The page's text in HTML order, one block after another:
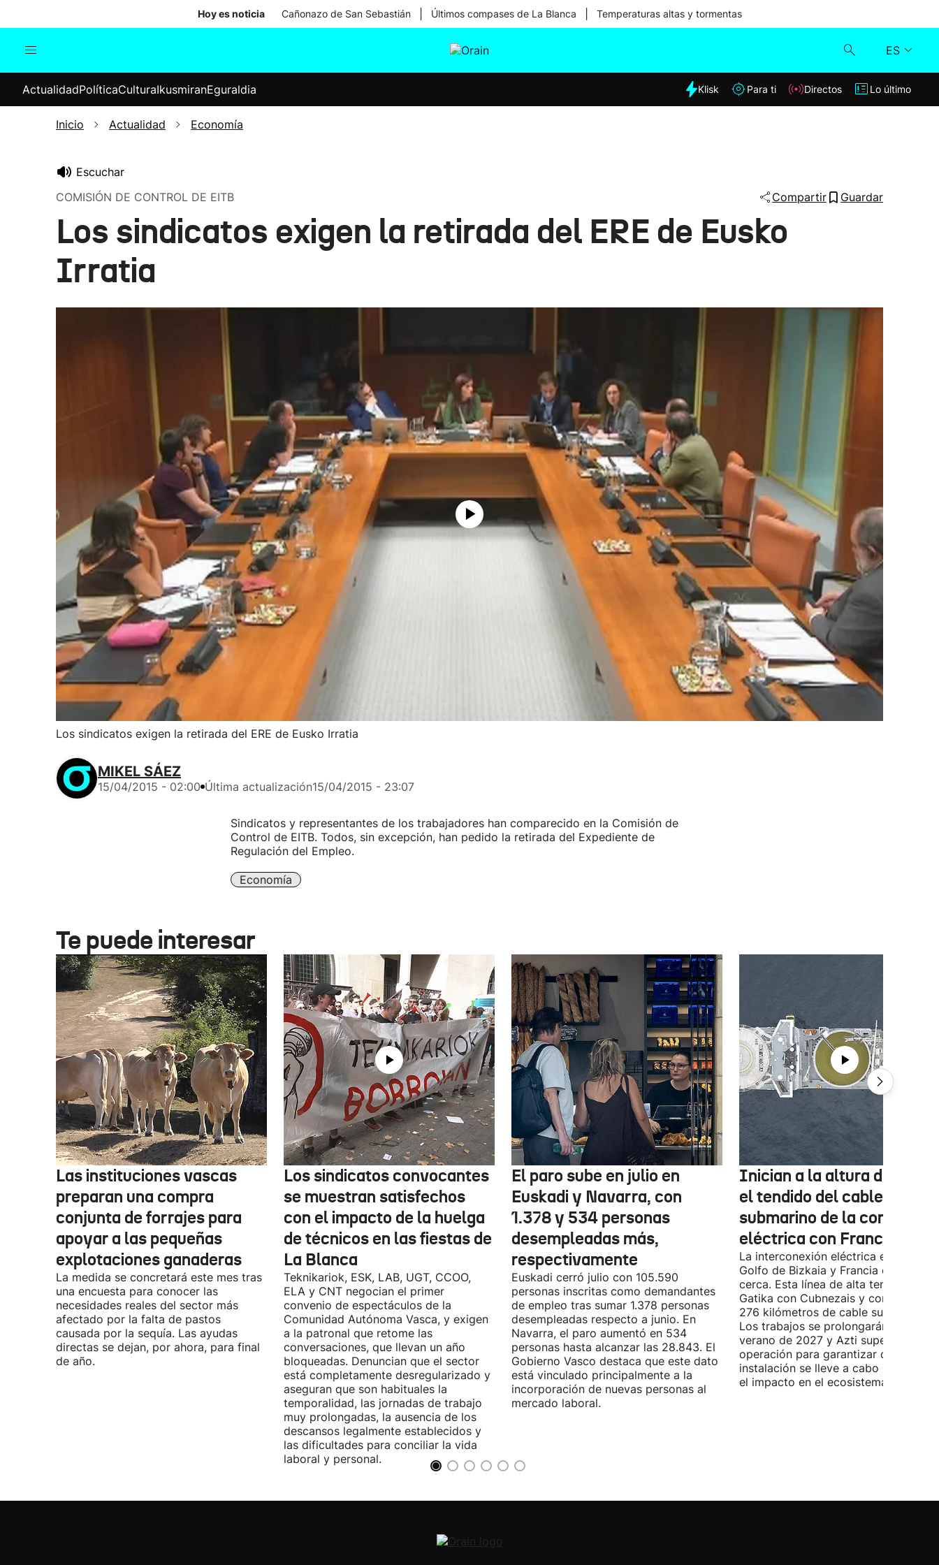
Hoy es noticia Cañonazo de San Sebastián Últimos compases de La Blanca Temperaturas altas y tormentas
ES
Internacional
Elecciones
Klisk
ActualidadPolíticaCulturaIkusmiranEguraldia Klisk Para ti Directos Lo último
Inicio Actualidad Economía
Escuchar
COMISIÓN DE CONTROL DE EITB
Compartir Guardar
Los sindicatos exigen la retirada del ERE de Eusko
Irratia
Los sindicatos exigen la retirada del ERE de Eusko Irratia
MIKEL SÁEZ
15/04/2015 - 02:00 Última actualización15/04/2015 - 23:07
Sindicatos y representantes de los trabajadores han comparecido en la Comisión de
Control de EITB. Todos, sin excepción, han pedido la retirada del Expediente de
Regulación del Empleo.
Economía
Te puede interesar
Las instituciones vascas
preparan una compra
conjunta de forrajes para
apoyar a las pequeñas
explotaciones ganaderas
La medida se concretará este mes tras
una encuesta para conocer las
necesidades reales del sector más
afectado por la falta de pastos
causada por la sequía. Las ayudas
directas se dejan, por ahora, para final
de año.
Los sindicatos convocantes
se muestran satisfechos
con el impacto de la huelga
de técnicos en las fiestas de
La Blanca
Teknikariok, ESK, LAB, UGT, CCOO,
ELA y CNT negocian el primer
convenio de espectáculos de la
Comunidad Autónoma Vasca, y exigen
a la patronal que retome las
conversaciones, que llevan un año
bloqueadas. Denuncian que el sector
está completamente desregularizado y
aseguran que son habituales la
temporalidad, las jornadas de trabajo
muy prolongadas, la ausencia de los
descansos legalmente establecidos y
las dificultades para conciliar la vida
laboral y personal.
El paro sube en julio en
Euskadi y Navarra, con
1.378 y 534 personas
desempleadas más,
respectivamente
Euskadi cerró julio con 105.590
personas inscritas como demandantes
de empleo tras sumar 1.378 personas
desempleadas respecto a junio. En
Navarra, el paro aumentó en 534
personas hasta alcanzar las 28.843. El
Gobierno Vasco destaca que este dato
está vinculado principalmente a la
incorporación de nuevas personas al
mercado laboral.
Inician a la altura de
el tendido del cable
submarino de la conexión
eléctrica con Francia
La interconexión eléctrica entre el
Golfo de Bizkaia y Francia está más
cerca. Esta línea de alta tensión unirá
Gatika con Cubnezais y contará con
276 kilómetros de cable submarino.
Los trabajos se prolongarán hasta
verano de 2027 y Azti supervisará la
operación para garantizar que la
instalación se lleve a cabo
el impacto en el ecosistema marino.